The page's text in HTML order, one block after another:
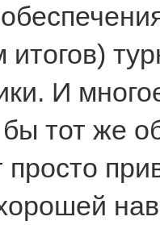
итогов)
И
тот же
просто